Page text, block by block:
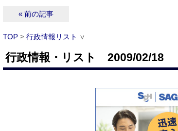
« 前の記事
TOP > 行政情報リスト ∨
行政情報・リスト 2009/02/18